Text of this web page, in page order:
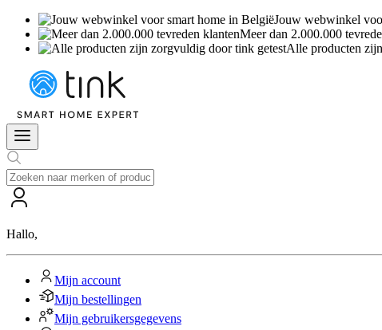
Jouw webwinkel
Meer dan 2.000.000
Alle producten
Hallo,
Mijn account
Mijn bestellingen
Mijn gebruikersgegevens